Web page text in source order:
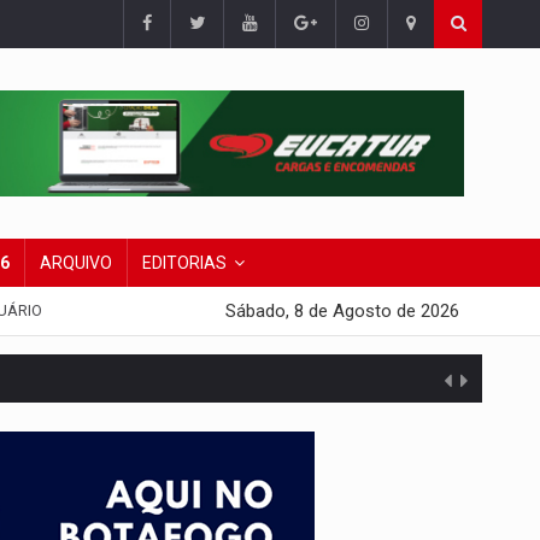
ARQUIVO EDITORIAS
Sábado, 8 de Agosto de 2026